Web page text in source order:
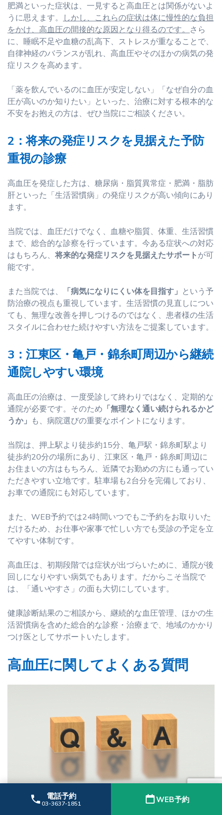
肥満といった症状は、一見すると高血圧とは関係がないよ
うに思えます。
しかし、これらの症状は体に慢性的な負担
をかけ、高血圧の間接的な原因となり得るのです。 さら
に、睡眠不足や血糖の乱高下、ストレスが重なることで、
自律神経のバランスが乱れ、高血圧やそのほかの病気の発
症リスクを高めます。
「薬を飲んでいるのに血圧が安定しない」「なぜ自分の血
圧が高いのか知りたい」といった、治療に対する根本的な
不安をお抱えの方は、ぜひ当院にご相談ください。
2：将来の発症リスクを見据えた予防
重視の診療
高血圧を発症した方は、糖尿病・脂質異常症・肥満・脂肪
肝といった「生活習慣病」の発症リスクが高い傾向にあり
ます。
当院では、血圧だけでなく、血糖や脂質、体重、生活習慣
まで、総合的な診察を行っています。今ある症状への対応
はもちろん、 将来的な発症リスクを見据えたサポート が可
能です。
また当院では、 「病気になりにくい体を目指す」 という予
防治療の視点も重視しています。生活習慣の見直しについ
ても、無理な改善を押しつけるのではなく、患者様の生活
スタイルに合わせた続けやすい方法をご提案しています。
3：江東区・亀戸・錦糸町周辺から継続
通院しやすい環境
高血圧の治療は、一度受診して終わりではなく、定期的な
通院が必要です。そのため 「無理なく通い続けられるかど
うか」 も、病院選びの重要なポイントになります。
当院は、押上駅より徒歩約15分、亀戸駅・錦糸町駅より
徒歩約20分の場所にあり、江東区・亀戸・錦糸町周辺に
お住まいの方はもちろん、近隣でお勤めの方にも通ってい
ただきやすい立地です。駐車場も2台分を完備しており、
お車での通院にも対応しています。
また、WEB予約では24時間いつでもご予約をお取りいた
だけるため、お仕事や家事で忙しい方でも受診の予定を立
てやすい体制です。
高血圧は、初期段階では症状が出づらいために、通院が後
回しになりやすい病気でもあります。だからこそ当院で
は、「通いやすさ」の面も大切にしています。
健康診断結果のご相談から、継続的な血圧管理、ほかの生
活習慣病を含めた総合的な診察・治療まで、地域のかかり
つけ医としてサポートいたします。
高血圧に関してよくある質問
Q1：血圧が高い日はすぐ受診した方が
電話予約
03-3637-1851 WEB予約